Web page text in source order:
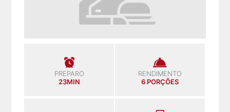
PREPARO
23MIN
RENDIMENTO
6 PORÇÕES